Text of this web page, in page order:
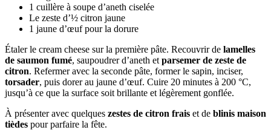
1 cuillère à soupe d’aneth ciselée
Le zeste d’½ citron jaune
1 jaune d’œuf pour la dorure
Étaler le cream cheese sur la première pâte. Recouvrir de lamelles
de saumon fumé, saupoudrer d’aneth et parsemer de zeste de
citron. Refermer avec la seconde pâte, former le sapin, inciser,
torsader, puis dorer au jaune d’œuf. Cuire 20 minutes à 200 °C,
jusqu’à ce que la surface soit brillante et légèrement gonflée.
À présenter avec quelques zestes de citron frais et de blinis maison
tièdes pour parfaire la fête.